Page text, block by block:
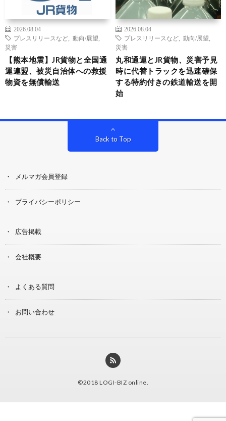
2026.08.04
プレスリリースなど
動向/展望
災害
【熊本地震】JR貨物と全国通
運連盟、被災自治体への救援
物資を無償輸送
2026.08.04
プレスリリースなど
動向/展望
災害
丸和通運とJR貨物、災害予見
時に代替トラックを迅速確保
する特約付きの鉄道輸送を開
始
Back to Top
メルマガ会員登録
プライバシーポリシー
広告掲載
会社概要
よくある質問
お問い合わせ
©2018 LOGI-BIZ online.